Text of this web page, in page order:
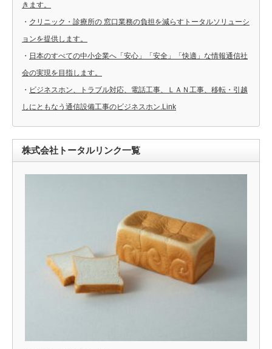
きます。
・ クリニック・診療所の 窓口業務の負担を減らすトータルソリューシ
ョンを提供します。
・ 日本のすべての中小企業へ「安心」「安全」「快適」な情報通信社
会の実現を目指します。
・ ビジネスホン、トラブル対応、電話工事、ＬＡＮ工事、移転・引越
しにともなう通信設備工事のビジネスホン.Link
株式会社トータルリンク一覧